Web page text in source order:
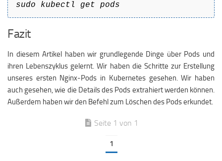
sudo kubectl get pods
Fazit
In diesem Artikel haben wir grundlegende Dinge über Pods und
ihren Lebenszyklus gelernt. Wir haben die Schritte zur Erstellung
unseres ersten Nginx-Pods in Kubernetes gesehen. Wir haben
auch gesehen, wie die Details des Pods extrahiert werden können.
Außerdem haben wir den Befehl zum Löschen des Pods erkundet.
Seite 1 von 1
1